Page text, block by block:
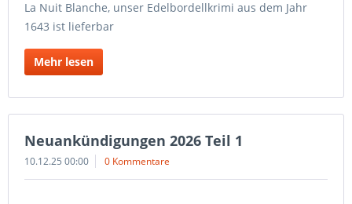
La Nuit Blanche, unser Edelbordellkrimi aus dem Jahr
1643 ist lieferbar
Mehr lesen
Neuankündigungen 2026 Teil 1
10.12.25 00:00 0 Kommentare